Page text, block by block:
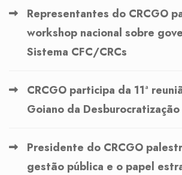
Representantes do CRCGO
workshop nacional sobre
Sistema CFC/CRCs
CRCGO participa da 11ª
Goiano da Desburocratização
Presidente do CRCGO
gestão pública e o papel